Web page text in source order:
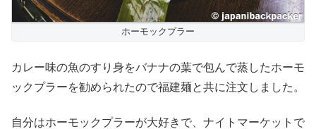
ホーモックプラー
カレー味の魚のすり身をバナナの葉で包んで蒸したホーモ
ックプラーを勧められたので福建麺と共に注文しました。
自分はホーモックプラーが大好きで、ナイトマーケットで